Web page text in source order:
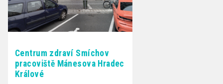
Centrum zdraví Smíchov
pracoviště Mánesova Hradec
Králové